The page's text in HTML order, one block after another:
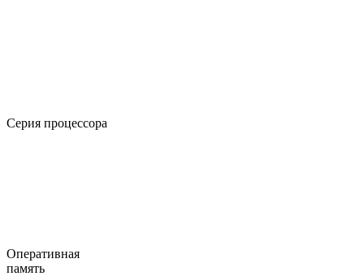
Серия процессора
Оперативная
память